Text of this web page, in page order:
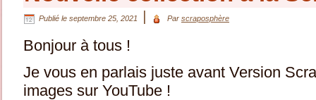
Publié le septembre 25, 2021 Par scraposphère
Bonjour à tous !
Je vous en parlais juste avant Version
images sur YouTube !